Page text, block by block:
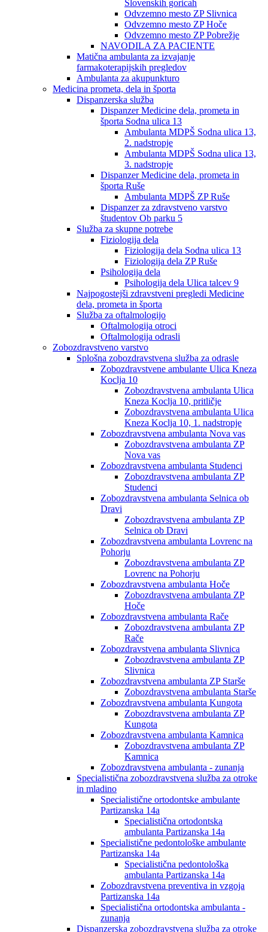
Slovenskih goricah
Odvzemno mesto ZP Slivnica
Odvzemno mesto ZP Hoče
Odvzemno mesto ZP Pobrežje
NAVODILA ZA PACIENTE
Matična ambulanta za izvajanje
farmakoterapijskih pregledov
Ambulanta za akupunkturo
Medicina prometa, dela in športa
Dispanzerska služba
Dispanzer Medicine dela, prometa in
športa Sodna ulica 13
Ambulanta MDPŠ Sodna ulica 13,
2. nadstropje
Ambulanta MDPŠ Sodna ulica 13,
3. nadstropje
Dispanzer Medicine dela, prometa in
športa Ruše
Ambulanta MDPŠ ZP Ruše
Dispanzer za zdravstveno varstvo
študentov Ob parku 5
Služba za skupne potrebe
Fiziologija dela
Fiziologija dela Sodna ulica 13
Fiziologija dela ZP Ruše
Psihologija dela
Psihologija dela Ulica talcev 9
Najpogostejši zdravstveni pregledi Medicine
dela, prometa in športa
Služba za oftalmologijo
Oftalmologija otroci
Oftalmologija odrasli
Zobozdravstveno varstvo
Splošna zobozdravstvena služba za odrasle
Zobozdravstvene ambulante Ulica Kneza
Koclja 10
Zobozdravstvena ambulanta Ulica
Kneza Koclja 10, pritličje
Zobozdravstvena ambulanta Ulica
Kneza Koclja 10, 1. nadstropje
Zobozdravstvena ambulanta Nova vas
Zobozdravstvena ambulanta ZP
Nova vas
Zobozdravstvena ambulanta Studenci
Zobozdravstvena ambulanta ZP
Studenci
Zobozdravstvena ambulanta Selnica ob
Dravi
Zobozdravstvena ambulanta ZP
Selnica ob Dravi
Zobozdravstvena ambulanta Lovrenc na
Pohorju
Zobozdravstvena ambulanta ZP
Lovrenc na Pohorju
Zobozdravstvena ambulanta Hoče
Zobozdravstvena ambulanta ZP
Hoče
Zobozdravstvena ambulanta Rače
Zobozdravstvena ambulanta ZP
Rače
Zobozdravstvena ambulanta Slivnica
Zobozdravstvena ambulanta ZP
Slivnica
Zobozdravstvena ambulanta ZP Starše
Zobozdravstvena ambulanta Starše
Zobozdravstvena ambulanta Kungota
Zobozdravstvena ambulanta ZP
Kungota
Zobozdravstvena ambulanta Kamnica
Zobozdravstvena ambulanta ZP
Kamnica
Zobozdravstvena ambulanta - zunanja
Specialistična zobozdravstvena služba za otroke
in mladino
Specialistične ortodontske ambulante
Partizanska 14a
Specialistična ortodontska
ambulanta Partizanska 14a
Specialistične pedontološke ambulante
Partizanska 14a
Specialistična pedontološka
ambulanta Partizanska 14a
Zobozdravstvena preventiva in vzgoja
Partizanska 14a
Specialistična ortodontska ambulanta -
zunanja
Dispanzerska zobozdravstvena služba za otroke